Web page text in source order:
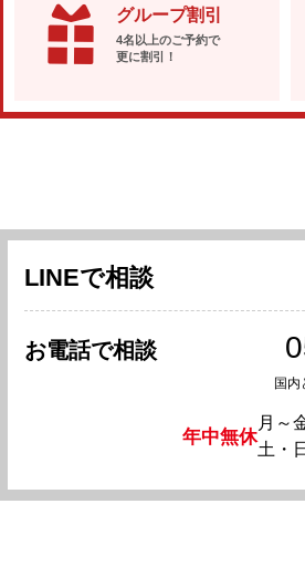
グループ割引
4名以上のご予約で
更に割引！
LINEで相談
お電話で相談
国
年中無休
月～
土・日